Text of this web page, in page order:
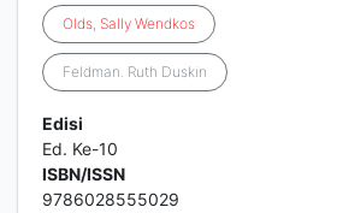
Olds, Sally Wendkos
Feldman. Ruth Duskin
Edisi
Ed. Ke-10
ISBN/ISSN
9786028555029